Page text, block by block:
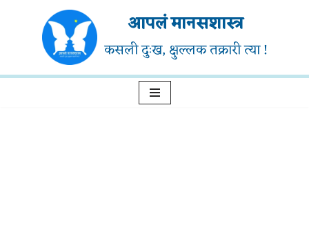
to
आपलं मानसशास्त्र
कसली दुःख, क्षुल्लक तक्रारी त्या !